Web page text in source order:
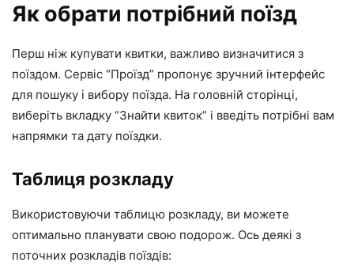
Як обрати потрібний поїзд
Перш ніж купувати квитки, важливо визначитися з
поїздом. Сервіс “Проїзд” пропонує зручний інтерфейс
для пошуку і вибору поїзда. На головній сторінці,
виберіть вкладку “Знайти квиток” і введіть потрібні вам
напрямки та дату поїздки.
Таблиця розкладу
Використовуючи таблицю розкладу, ви можете
оптимально планувати свою подорож. Ось деякі з
поточних розкладів поїздів: